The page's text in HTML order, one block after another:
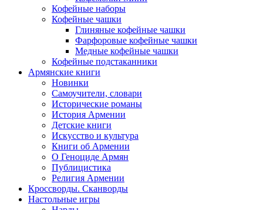
Кофейные наборы
Кофейные чашки
Глиняные кофейные чашки
Фарфоровые кофейные чашки
Медные кофейные чашки
Кофейные подстаканники
Армянские книги
Новинки
Самоучители, словари
Исторические романы
История Армении
Детские книги
Иcкусство и культура
Книги об Армении
О Геноциде Армян
Публицистика
Религия Армении
Кроссворды. Сканворды
Настольные игры